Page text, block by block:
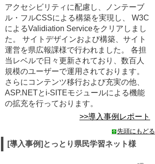
アクセシビリティに配慮し、ノンテーブ
ル・フルCSSによる構築を実現し、 W3C
によるValidiation Serviceをクリアしまし
た。 サイトデザインおよび構築、サイト
運営を県広報課様で行われました。 各担
当レベルで日々更新されており、数百人
規模のユーザーで運用されております。
さらにコンテンツ移行および充実の他、
ASP.NETとi-SITEモジュールによる機能
の拡充を行っております。
>>導入事例レポート
先頭にもどる
[導入事例]とっとり県民学習ネット様